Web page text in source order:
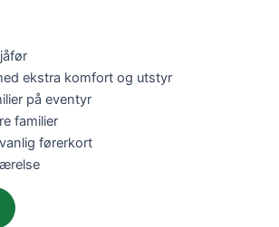
ekstra komfort og utstyr
på eventyr
familier
førerkort